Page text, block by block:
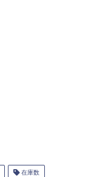
在庫数